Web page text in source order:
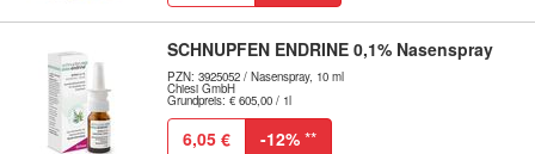
SCHNUPFEN ENDRINE 0,1% Nasenspray
PZN: 3925052 / Nasenspray, 10 ml
Chiesi GmbH
Grundpreis: € 605,00 / 1l
6,05 € -12% **